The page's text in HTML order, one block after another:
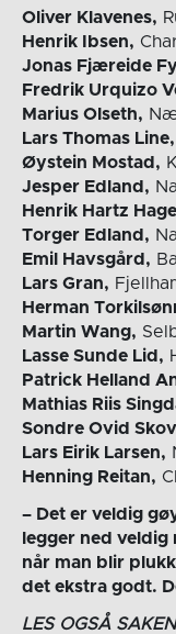
Oliver Klavenes,
Henrik Ibsen,
Jonas Fjæreide
Fredrik Urquizo
Marius Olseth,
Lars Thomas Line,
Øystein Mostad,
Jesper Edland,
Henrik Hartz
Torger Edland,
Emil Havsgård,
Lars Gran,
Herman
Martin Wang,
Lasse Sunde Lid,
Patrick Helland
Mathias Riis
Sondre Ovid
Lars Eirik Larsen,
Henning Reitan,
– Det er veldig
legger ned
når man blir
det ekstra godt.
LES OGSÅ